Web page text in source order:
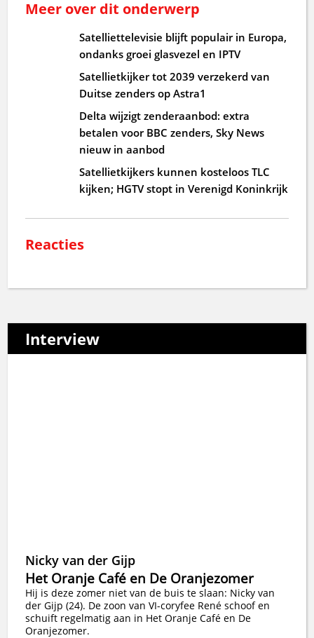
Meer over dit onderwerp
Satelliettelevisie blijft populair in Europa,
ondanks groei glasvezel en IPTV
Satellietkijker tot 2039 verzekerd van
Duitse zenders op Astra1
Delta wijzigt zenderaanbod: extra
betalen voor BBC zenders, Sky News
nieuw in aanbod
Satellietkijkers kunnen kosteloos TLC
kijken; HGTV stopt in Verenigd Koninkrijk
Reacties
Interview
Nicky van der Gijp
Het Oranje Café en De Oranjezomer
Hij is deze zomer niet van de buis te slaan: Nicky van
der Gijp (24). De zoon van VI-coryfee René schoof en
schuift regelmatig aan in Het Oranje Café en De
Oranjezomer.